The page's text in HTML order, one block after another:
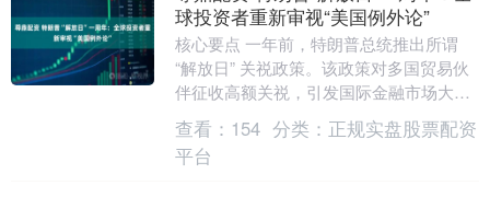
球投资者重新审视“美国例外论”
核心要点 一年前，特朗普总统推出所谓
“解放日” 关祱政策。该政策对多国贸易伙
伴征收高额关祱，引发国际金融市场大幅
抛售。市场观察人士对 CNBC 表示，特朗
普关....
查看： 154 分类： 正规实盘股票配资
平台